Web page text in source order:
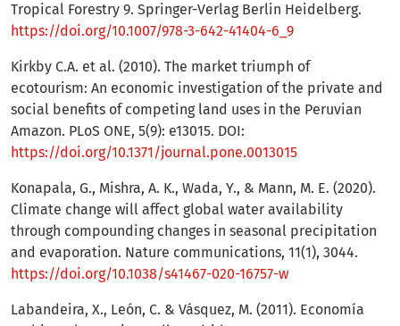
Tropical Forestry 9. Springer-Verlag Berlin Heidelberg.
https://doi.org/10.1007/978-3-642-41404-6_9
Kirkby C.A. et al. (2010). The market triumph of
ecotourism: An economic investigation of the private and
social benefits of competing land uses in the Peruvian
Amazon. PLoS ONE, 5(9): e13015. DOI:
https://doi.org/10.1371/journal.pone.0013015
Konapala, G., Mishra, A. K., Wada, Y., & Mann, M. E. (2020).
Climate change will affect global water availability
through compounding changes in seasonal precipitation
and evaporation. Nature communications, 11(1), 3044.
https://doi.org/10.1038/s41467-020-16757-w
Labandeira, X., León, C. & Vásquez, M. (2011). Economía